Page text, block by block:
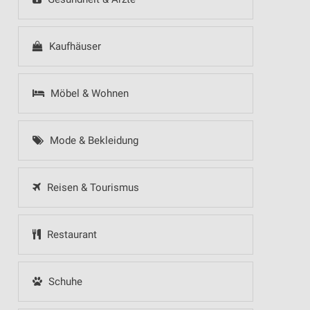
Kaufhäuser
Möbel & Wohnen
Mode & Bekleidung
Reisen & Tourismus
Restaurant
Schuhe